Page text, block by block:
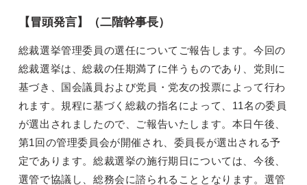
【冒頭発言】（二階幹事長）
総裁選挙管理委員の選任についてご報告します。今回の
総裁選挙は、総裁の任期満了に伴うものであり、党則に
基づき、国会議員および党員・党友の投票によって行わ
れます。規程に基づく総裁の指名によって、11名の委員
が選出されましたので、ご報告いたします。本日午後、
第1回の管理委員会が開催され、委員長が選出される予
定であります。総裁選挙の施行期日については、今後、
選管で協議し、総務会に諮られることとなります。選管